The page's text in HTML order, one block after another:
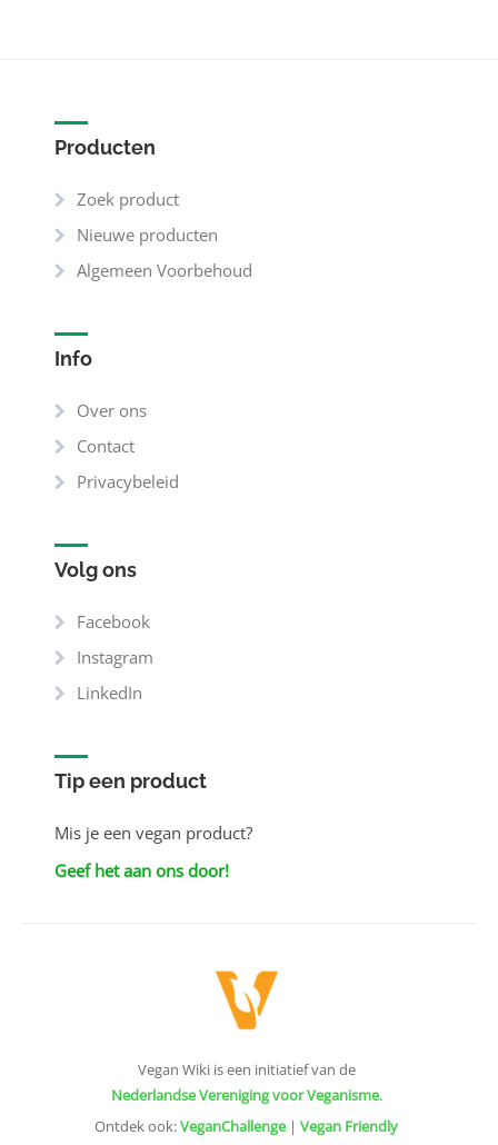
Producten
Zoek product
Nieuwe producten
Algemeen Voorbehoud
Info
Over ons
Contact
Privacybeleid
Volg ons
Facebook
Instagram
LinkedIn
Tip een product
Mis je een vegan product?
Geef het aan ons door!
Vegan Wiki is een initiatief van de
Nederlandse Vereniging voor Veganisme.
Ontdek ook:VeganChallenge| Vegan Friendly